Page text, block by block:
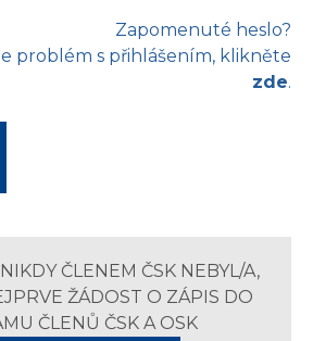
Zapomenuté heslo?
problém s přihlášením, klikněte
zde.
ČLENEM ČSK NEBYL/A,
ŽÁDOST O ZÁPIS DO
ČLENŮ ČSK A OSK